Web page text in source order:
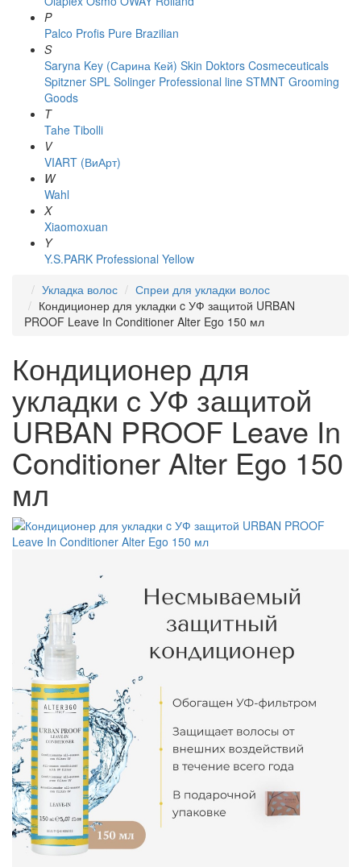
P
Palco Profis Pure Brazilian
S
Saryna Key (Сарина Кей) Skin Doktors Cosmeceuticals
Spitzner SPL Solinger Professional line STMNT Grooming
Goods
T
Tahe Tibolli
V
VIART (ВиАрт)
W
Wahl
X
Xiaomoxuan
Y
Y.S.PARK Professional Yellow
Укладка волос
Спреи для укладки волос
Кондиционер для укладки c УФ защитой URBAN
PROOF Leave In Conditioner Alter Ego 150 мл
Кондиционер для
укладки c УФ защитой
URBAN PROOF Leave In
Conditioner Alter Ego 150
мл